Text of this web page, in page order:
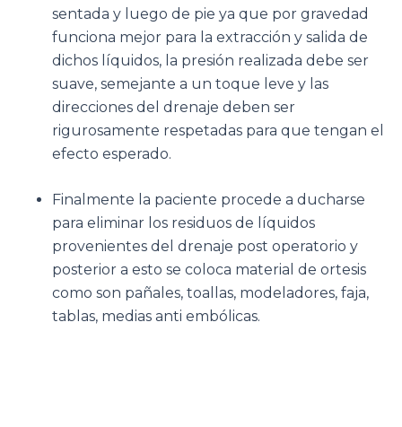
sentada y luego de pie ya que por gravedad
funciona mejor para la extracción y salida de
dichos líquidos, la presión realizada debe ser
suave, semejante a un toque leve y las
direcciones del drenaje deben ser
rigurosamente respetadas para que tengan el
efecto esperado.
Finalmente la paciente procede a ducharse
para eliminar los residuos de líquidos
provenientes del drenaje post operatorio y
posterior a esto se coloca material de ortesis
como son pañales, toallas, modeladores, faja,
tablas, medias anti embólicas.